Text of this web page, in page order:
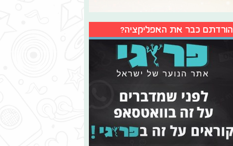
הורדתם כבר את האפליקציה?